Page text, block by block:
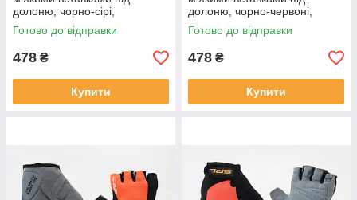
долоню, чорно-сірі,
ВЕЛОЕКІПІРУВАННЯ, SV-
408002
Готово до відправки
478 ₴
Купити
долоню, чорно-червоні,
ВЕЛОЕКІПІРУВАННЯ, SV-
408003
Готово до відправки
478 ₴
Купити